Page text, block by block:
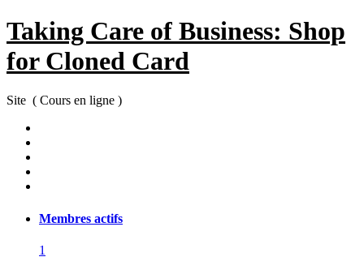
Taking Care of Business: Shop
for Cloned Card
Site ( Cours en ligne )
Membres actifs
1